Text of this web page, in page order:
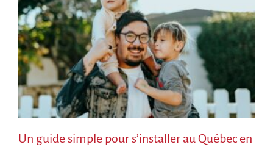
Un guide simple pour s’installer au Québec en